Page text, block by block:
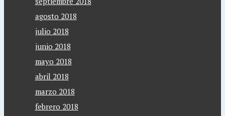
agosto 2018
julio 2018
junio 2018
mayo 2018
abril 2018
marzo 2018
febrero 2018